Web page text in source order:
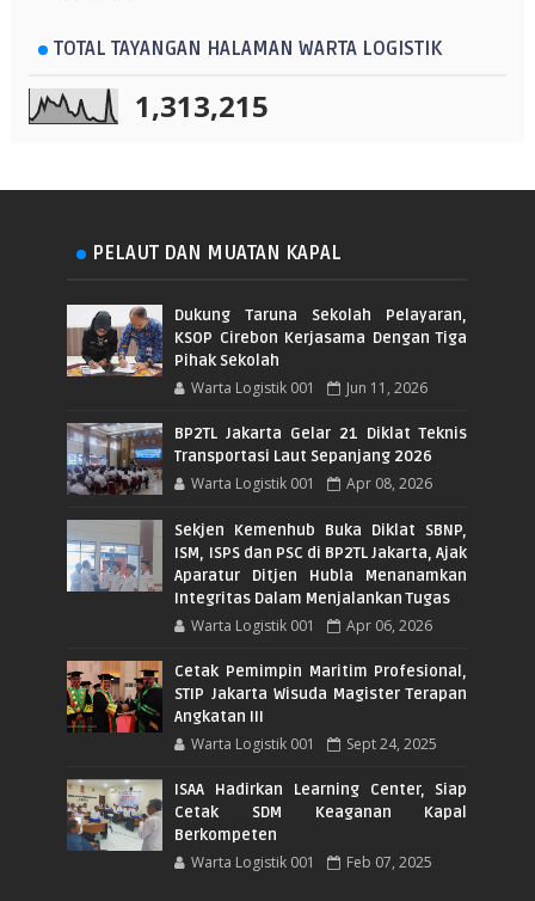
TOTAL TAYANGAN HALAMAN WARTA LOGISTIK
1,313,215
PELAUT DAN MUATAN KAPAL
Dukung Taruna Sekolah Pelayaran,
KSOP Cirebon Kerjasama Dengan Tiga
Pihak Sekolah
Warta Logistik 001 Jun 11, 2026
BP2TL Jakarta Gelar 21 Diklat Teknis
Transportasi Laut Sepanjang 2026
Warta Logistik 001 Apr 08, 2026
Sekjen Kemenhub Buka Diklat SBNP,
ISM, ISPS dan PSC di BP2TL Jakarta, Ajak
Aparatur Ditjen Hubla Menanamkan
Integritas Dalam Menjalankan Tugas
Warta Logistik 001 Apr 06, 2026
Cetak Pemimpin Maritim Profesional,
STIP Jakarta Wisuda Magister Terapan
Angkatan III
Warta Logistik 001 Sept 24, 2025
ISAA Hadirkan Learning Center, Siap
Cetak SDM Keaganan Kapal
Berkompeten
Warta Logistik 001 Feb 07, 2025